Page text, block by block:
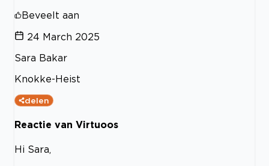
Beveelt aan
24 March 2025
Sara Bakar
Knokke-Heist
delen
Reactie van Virtuoos
Hi Sara,